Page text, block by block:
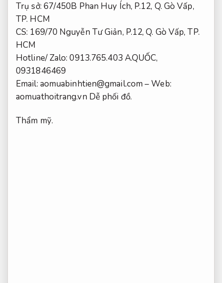
Trụ sở: 67/450B Phan Huy Ích, P.12, Q. Gò Vấp,
TP. HCM
CS: 169/70 Nguyễn Tư Giản, P.12, Q. Gò Vấp, TP.
HCM
Hotline/ Zalo: 0913.765.403 A.QUỐC,
0931846469
Email: aomuabinhtien@gmail.com – Web:
aomuathoitrang.vn Dễ phối đồ.
Thẩm mỹ.